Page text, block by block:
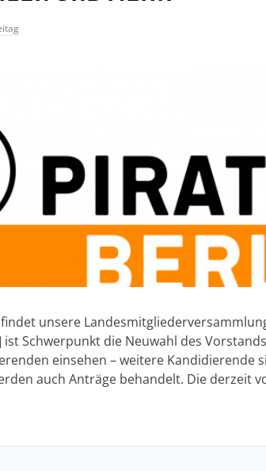
unsere
Schwerpunkt die Neuwahl des
einsehen – weitere Kandidierende
auch Anträge behandelt. Die derzeit